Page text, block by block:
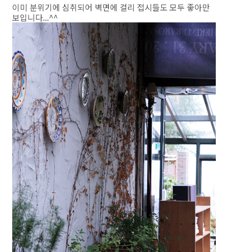
이미 분위기에 심취되어 벽면에 걸리 접시들도 모두 좋아만
보입니다...^^